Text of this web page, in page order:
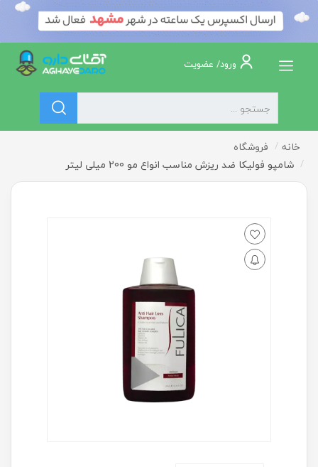
ورود/ عضویت
خانه
فروشگاه
شامپو فولیکا ضد ریزش مناسب انواع مو 200 میلی لیتر